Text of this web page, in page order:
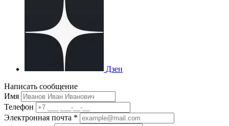
Дзен
Написать сообщение
Имя
Телефон
Электронная почта *